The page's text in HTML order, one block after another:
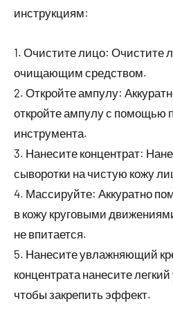
инструкциям:
1. Очистите лицо: Очистите
очищающим средством.
2. Откройте ампулу:
откройте ампулу с помощью
инструмента.
3. Нанесите концентрат:
сыворотки на чистую кожу
4. Массируйте: Аккуратно
в кожу круговыми
не впитается.
5. Нанесите увлажняющий
концентрата нанесите
чтобы закрепить эффект.